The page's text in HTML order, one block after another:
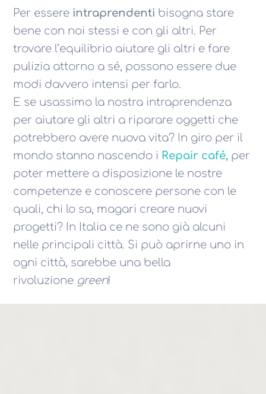
Per essere intraprendenti bisogna stare
bene con noi stessi e con gli altri. Per
trovare l’equilibrio aiutare gli altri e fare
pulizia attorno a sé, possono essere due
modi davvero intensi per farlo.
E se usassimo la nostra intraprendenza
per aiutare gli altri a riparare oggetti che
potrebbero avere nuova vita? In giro per il
mondo stanno nascendo i Repair café, per
poter mettere a disposizione le nostre
competenze e conoscere persone con le
quali, chi lo sa, magari creare nuovi
progetti? In Italia ce ne sono già alcuni
nelle principali città. Si può aprirne uno in
ogni città, sarebbe una bella
rivoluzione green!